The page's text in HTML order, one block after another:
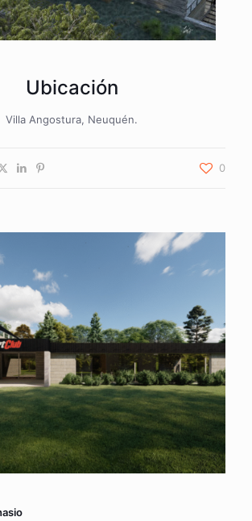
Ubicación
Villa Angostura, Neuquén.
0